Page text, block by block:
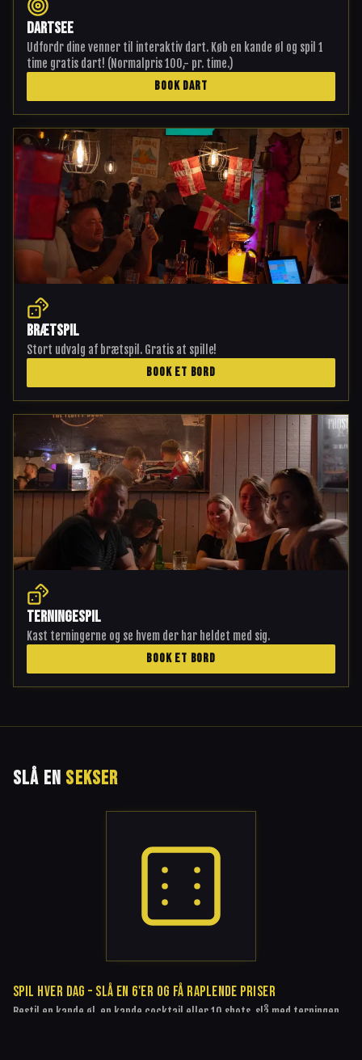
Dartsee
Udfordr dine venner til interaktiv dart. Køb en kande øl og spil 1
time gratis dart! (Normalpris 100,- pr. time.)
BOOK DART
Brætspil
Stort udvalg af brætspil. Gratis at spille!
BOOK ET BORD
Terningespil
Kast terningerne og se hvem der har heldet med sig.
BOOK ET BORD
SLÅ EN SEKSER
SPIL HVER DAG – SLÅ EN 6'ER OG FÅ RAPLENDE PRISER
Bestil en kande øl, en kande cocktail eller 10 shots, slå med terningen,